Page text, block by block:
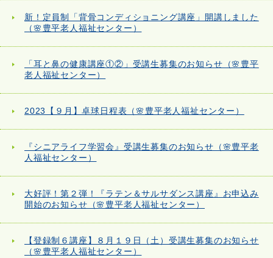
新！定員制「背骨コンディショニング講座」開講しました
（🌸豊平老人福祉センター）
「耳と鼻の健康講座①②」受講生募集のお知らせ（🌸豊平
老人福祉センター）
2023【９月】卓球日程表（🌸豊平老人福祉センター）
『シニアライフ学習会』受講生募集のお知らせ（🌸豊平老
人福祉センター）
大好評！第２弾！『ラテン＆サルサダンス講座』お申込み
開始のお知らせ（🌸豊平老人福祉センター）
【登録制６講座】８月１９日（土）受講生募集のお知らせ
（🌸豊平老人福祉センター）